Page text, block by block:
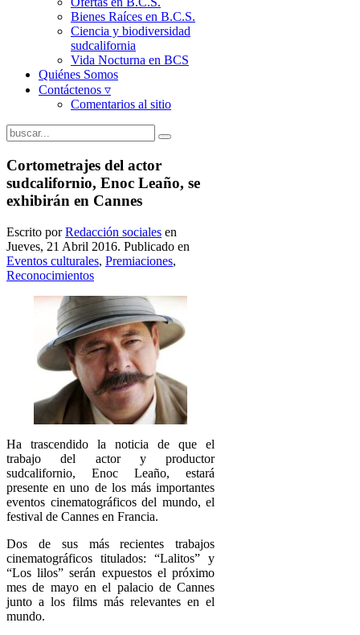
Bienes Raíces en B.C.S.
Ciencia y biodiversidad
sudcalifornia
Vida Nocturna en BCS
Quiénes Somos
Contáctenos ▿
Comentarios al sitio
Cortometrajes del actor
sudcalifornio, Enoc Leaño, se
exhibirán en Cannes
Escrito porRedacción sociales en
Jueves, 21 Abril 2016. Publicado en
Eventos culturales, Premiaciones,
Reconocimientos
Ha trascendido la noticia de que el
trabajo del actor y productor
sudcalifornio, Enoc Leaño, estará
presente en uno de los más importantes
eventos cinematográficos del mundo, el
festival de Cannes en Francia.
Dos de sus más recientes trabajos
cinematográficos titulados: “Lalitos” y
“Los lilos” serán expuestos el próximo
mes de mayo en el palacio de Cannes
junto a los films más relevantes en el
mundo.